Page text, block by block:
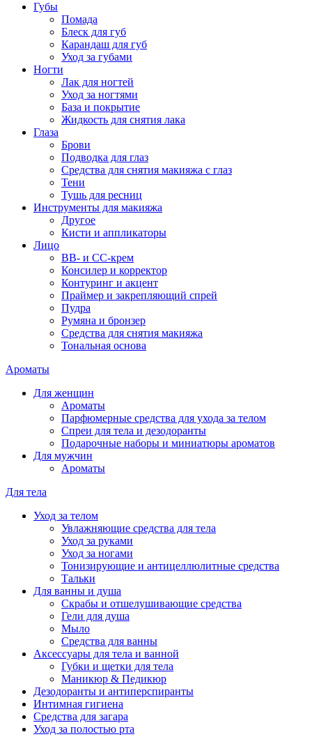
Губы
Помада
Блеск для губ
Карандаш для губ
Уход за губами
Ногти
Лак для ногтей
Уход за ногтями
База и покрытие
Жидкость для снятия лака
Глаза
Брови
Подводка для глаз
Средства для снятия макияжа с глаз
Тени
Тушь для ресниц
Инструменты для макияжа
Другое
Кисти и аппликаторы
Лицо
BB- и CC-крем
Консилер и корректор
Контуринг и акцент
Праймер и закрепляющий спрей
Пудра
Румяна и бронзер
Средства для снятия макияжа
Тональная основа
Ароматы
Для женщин
Ароматы
Парфюмерные средства для ухода за телом
Спреи для тела и дезодоранты
Подарочные наборы и миниатюры ароматов
Для мужчин
Ароматы
Для тела
Уход за телом
Увлажняющие средства для тела
Уход за руками
Уход за ногами
Тонизирующие и антицеллюлитные средства
Тальки
Для ванны и душа
Скрабы и отшелушивающие средства
Гели для душа
Мыло
Средства для ванны
Аксессуары для тела и ванной
Губки и щетки для тела
Маникюр & Педикюр
Дезодоранты и антиперспиранты
Интимная гигиена
Средства для загара
Уход за полостью рта